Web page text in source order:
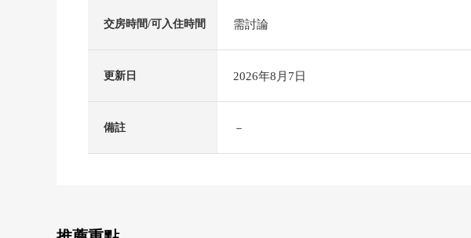
交房時間/可入住時間 需討論
更新日 2026年8月7日
備註 －